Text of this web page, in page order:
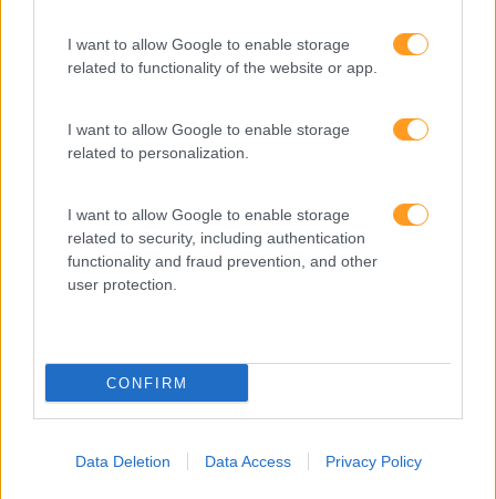
I want to allow Google to enable storage
related to functionality of the website or app.
I want to allow Google to enable storage
related to personalization.
I want to allow Google to enable storage
related to security, including authentication
functionality and fraud prevention, and other
user protection.
CONFIRM
Data Deletion Data Access Privacy Policy
produtividade
decidir com base em
dados e os dados
Fazer perguntas tira-nos
“Formação em IA para
meter a mão na massa”
Raquel Rebelo, CEO da
SKOLAE Formação, fala